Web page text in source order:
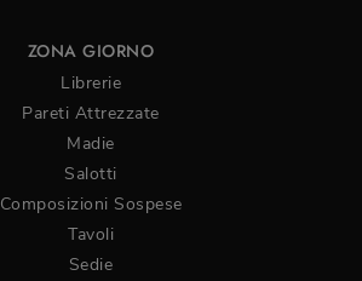
ZONA GIORNO
Librerie
Pareti Attrezzate
Madie
Salotti
Composizioni Sospese
Tavoli
Sedie